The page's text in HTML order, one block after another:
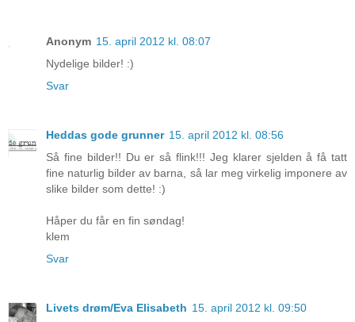
Anonym 15. april 2012 kl. 08:07
Nydelige bilder! :)
Svar
Heddas gode grunner 15. april 2012 kl. 08:56
Så fine bilder!! Du er så flink!!! Jeg klarer sjelden å få tatt
fine naturlig bilder av barna, så lar meg virkelig imponere av
slike bilder som dette! :)
Håper du får en fin søndag!
klem
Svar
Livets drøm/Eva Elisabeth 15. april 2012 kl. 09:50